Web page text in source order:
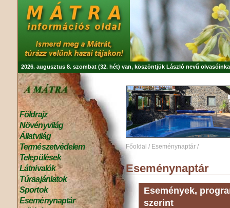
2026. augusztus 8. szombat (32. hét) van, köszöntjük László nevű
Földrajz
Növényvilág
Állatvilág
Természetvédelem
Települések
Látnivalók
Túraajánlatok
Sportok
Eseménynaptár
Főoldal / Eseménynaptár /
Eseménynaptár
Események,
szerint